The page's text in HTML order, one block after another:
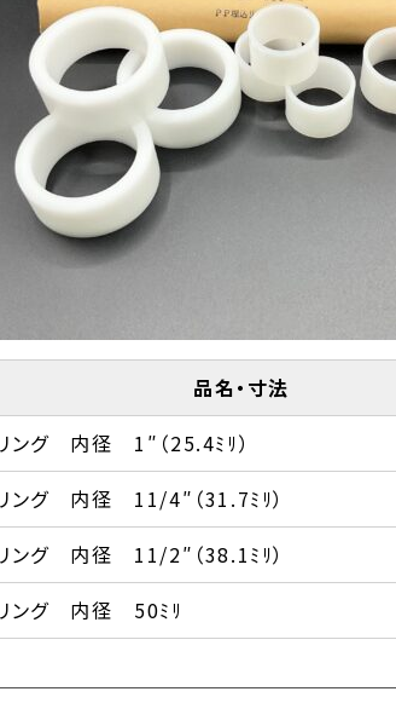
品名・寸法
グ 内径 1″（25.4ﾐﾘ）
グ 内径 11/4″（31.7ﾐﾘ）
グ 内径 11/2″（38.1ﾐﾘ）
ング 内径 50ﾐﾘ